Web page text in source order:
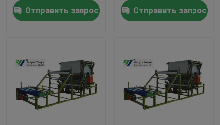
Гидровлический умирает автомат для резки
Гидравлический автомат для резки руки качания
Автомат для резки гидравлический
Отправить запрос
Отправить запрос